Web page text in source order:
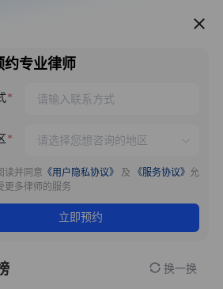
服务推荐
约专业律师
读并同意 《用户隐私协议》 及 《服务协议》 允
更多律师的服务
立即预约
换一换